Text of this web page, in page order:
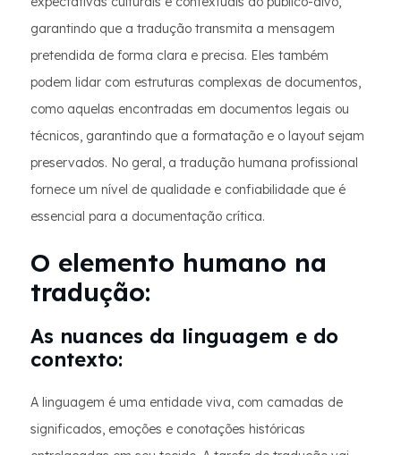
garantindo que a tradução transmita a mensagem
pretendida de forma clara e precisa. Eles também
podem lidar com estruturas complexas de documentos,
como aquelas encontradas em documentos legais ou
técnicos, garantindo que a formatação e o layout sejam
preservados. No geral, a tradução humana profissional
fornece um nível de qualidade e confiabilidade que é
essencial para a documentação crítica.
O elemento humano na
tradução:
As nuances da linguagem e do
contexto:
A linguagem é uma entidade viva, com camadas de
significados, emoções e conotações históricas